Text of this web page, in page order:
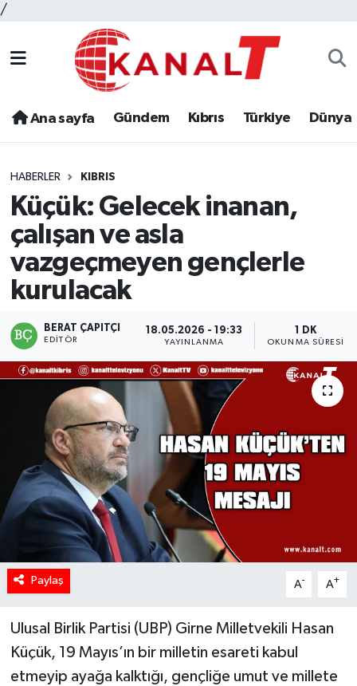
/
Ana sayfa Gündem Kıbrıs Türkiye Dünya
HABERLER KIBRIS
Küçük: Gelecek inanan,
çalışan ve asla
vazgeçmeyen gençlerle
kurulacak
BERAT ÇAPITÇI
EDITÖR
18.05.2026 - 19:33
YAYINLANMA
1 DK
OKUNMA SÜRESI
Paylaş A- A+
Ulusal Birlik Partisi (UBP) Girne Milletvekili Hasan
Küçük, 19 Mayıs’ın bir milletin esareti kabul
etmeyip ayağa kalktığı, gençliğe umut ve millete